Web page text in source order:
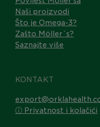
Naši proizvodi
Što je Omega-3?
Zašto Möller`s?
Saznajte više
KONTAKT
ⓘ Privatnost i kolačići